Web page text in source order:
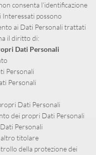
consenta l’identificazione
possono
ai Dati Personali trattati
il diritto di:
Dati Personali
Personali
Personali
Dati Personali
dei propri Dati Personali
Personali
titolare
della protezione dei